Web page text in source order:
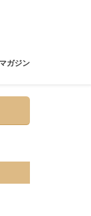
ガジン